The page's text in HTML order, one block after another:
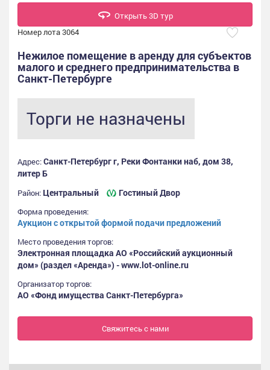
Открыть 3D тур
Номер лота 3064
Нежилое помещение в аренду для субъектов
малого и среднего предпринимательства в
Санкт-Петербурге
Торги не назначены
Адрес:Санкт-Петербург г, Реки Фонтанки наб, дом 38,
литер Б
Район: Центральный Гостиный Двор
Форма проведения:
Аукцион с открытой формой подачи предложений
Место проведения торгов:
Электронная площадка АО «Российский аукционный
дом» (раздел «Аренда») - www.lot-online.ru
Организатор торгов:
АО «Фонд имущества Санкт-Петербурга»
Свяжитесь с нами